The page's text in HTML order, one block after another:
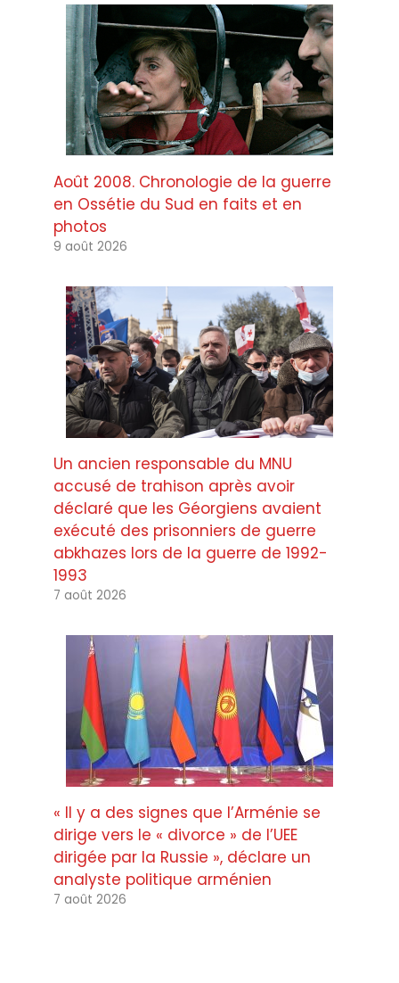
Août 2008. Chronologie de la guerre
en Ossétie du Sud en faits et en
photos
9 août 2026
Un ancien responsable du MNU
accusé de trahison après avoir
déclaré que les Géorgiens avaient
exécuté des prisonniers de guerre
abkhazes lors de la guerre de 1992-
1993
7 août 2026
« Il y a des signes que l’Arménie se
dirige vers le « divorce » de l’UEE
dirigée par la Russie », déclare un
analyste politique arménien
7 août 2026